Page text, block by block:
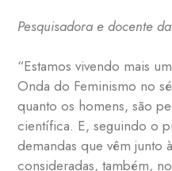
Pesquisadora e docente
“Estamos vivendo mais
Onda do Feminismo no
quanto os homens, são
científica. E, seguindo o
demandas que vêm junto
consideradas, também,